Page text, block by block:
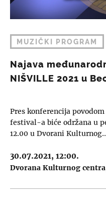
MUZIČKI PROGRAM
Najava
NIŠVILLE 2021 u
Pres konferencija
festival-a biće održana u
12.00 u Dvorani
30.07.2021, 12:00.
Dvorana Kulturnog centra